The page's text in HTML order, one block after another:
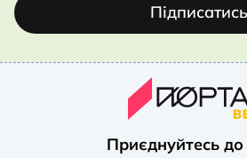
Підписатись
Приєднуйтесь до